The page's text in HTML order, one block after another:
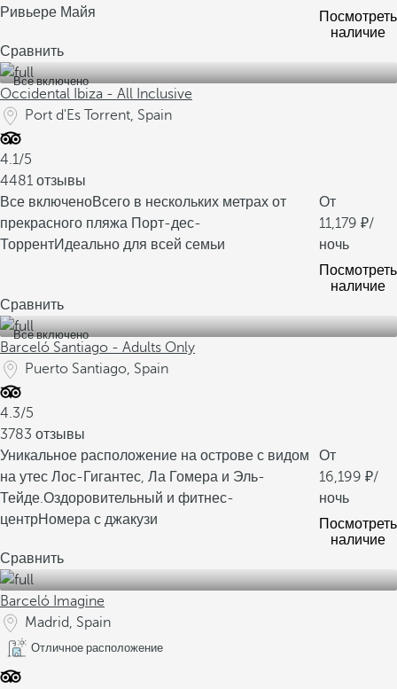
Ривьере Майя
Посмотреть
наличие
Сравнить
Все включено
Occidental Ibiza - All Inclusive
Port d'Es Torrent, Spain
4.1/5
4481 отзывы
Все включеноВсего в нескольких метрах от
прекрасного пляжа Порт-дес-
ТоррентИдеально для всей семьи
От
11,179
/
ночь
Посмотреть
наличие
Сравнить
Все включено
Barceló Santiago - Adults Only
Puerto Santiago, Spain
4.3/5
3783 отзывы
Уникальное расположение на острове с видом
на утес Лос-Гигантес, Ла Гомера и Эль-
Тейде.Оздоровительный и фитнес-
центрНомера с джакузи
От
16,199
/
ночь
Посмотреть
наличие
Сравнить
Barceló Imagine
Madrid, Spain
Отличное расположение